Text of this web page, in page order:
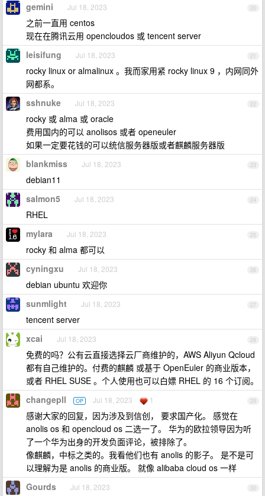
20
gemini Jul 18, 2023
之前一直用 centos
现在在腾讯云用 opencloudos 或 tencent server
21
leisifung Jul 18, 2023
rocky linux or almalinux 。我而家用紧 rocky linux 9 ，内网同外
网都系。
22
sshnuke Jul 18, 2023
rocky 或 alma 或 oracle
费用国内的可以 anolisos 或者 openeuler
如果一定要花钱的可以统信服务器版或者麒麟服务器版
23
blankmiss Jul 18, 2023
debian11
24
salmon5 Jul 18, 2023
RHEL
25
mylara Jul 18, 2023
rocky 和 alma 都可以
26
cyningxu Jul 18, 2023
debian ubuntu 欢迎你
27
sunmlight Jul 18, 2023
tencent server
28
xcai Jul 18, 2023
免费的吗？公有云直接选择云厂商维护的，AWS Aliyun Qcloud
都有自己维护的。付费的麒麟 或基于 OpenEuler 的商业版本，
或者 RHEL SUSE 。个人使用也可以白嫖 RHEL 的 16 个订阅。
29
changepll OP Jul 18, 2023 1
感谢大家的回复，因为涉及到信创， 要求国产化。 感觉在
anolis os 和 opencloud os 二选一了。 华为的欧拉领导因为听
了一个华为出身的开发负面评论，被排除了。
像麒麟，中标之类的。我看他们也有 anolis 的影子。 是不是可
以理解为是 anolis 的商业版。 就像 alibaba cloud os 一样
30
Gourds Jul 18, 2023